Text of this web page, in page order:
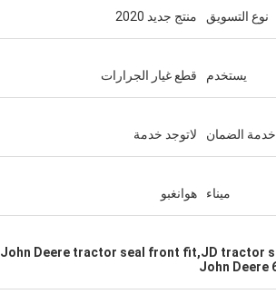
نوع التسويق منتج جديد 2020
يستخدم قطع غيار الجرارات
خدمة الضمان لاتوجد خدمة
ميناء هوانغبو
John Deere tractor seal front fit,JD tractor
John Deere